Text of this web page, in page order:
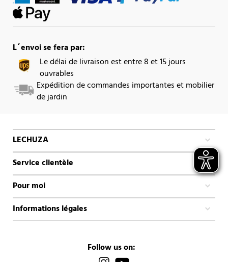
L´envoi se fera par:
Le délai de livraison est entre 8 et 15 jours
ouvrables
Expédition de commandes importantes et mobilier
de jardin
LECHUZA
Service clientèle
Pour moi
Informations légales
Follow us on: